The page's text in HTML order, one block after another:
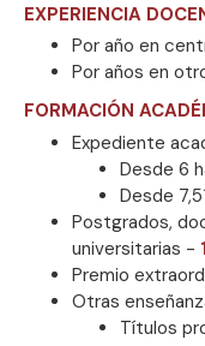
EXPERIENCIA
Por año en
Por años en
FORMACIÓN
Expediente
Desde 6
Desde
Postgrados,
universitarias -
Premio
Otras
Títulos